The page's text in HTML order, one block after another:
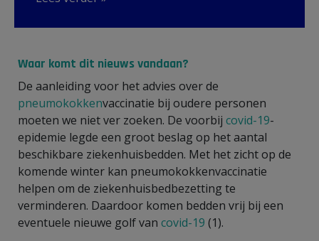
Waar komt dit nieuws vandaan?
De aanleiding voor het advies over de
pneumokokkenvaccinatie bij oudere personen
moeten we niet ver zoeken. De voorbij covid-19-
epidemie legde een groot beslag op het aantal
beschikbare ziekenhuisbedden. Met het zicht op de
komende winter kan pneumokokkenvaccinatie
helpen om de ziekenhuisbedbezetting te
verminderen. Daardoor komen bedden vrij bij een
eventuele nieuwe golf van covid-19 (1).